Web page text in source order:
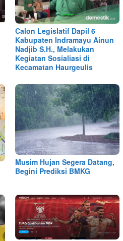
Calon Legislatif Dapil 6
Kabupaten Indramayu Ainun
Nadjib S.H., Melakukan
Kegiatan Sosialiasi di
Kecamatan Haurgeulis
Musim Hujan Segera Datang,
Begini Prediksi BMKG